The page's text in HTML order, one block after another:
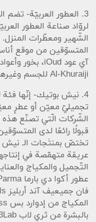
3. العطور العربيّة- تضم
لروّاد صناعة العطور
الشّهير ومعطّرات
Al-Khuraiji للجسم وغيرهم.
4. نيش بوتيك- إنّها
تجميليّ معيّن أو عطرٍ
الشّركات الّتي تصنّع هذه
قبولًا رائعًا لدى
تختصّ بمنتَجات الـ نيش
عريقة متهمّصة في
التّجميل والمكياج
بالبشرة من ثري لاب 3Lab، والعديد العديد.